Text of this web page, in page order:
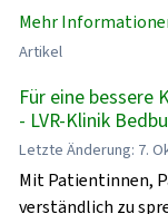
Mehr
Artikel
Für eine bessere
- LVR-Klinik
Letzte Änderung: 7.
Mit Patientinnen,
verständlich zu